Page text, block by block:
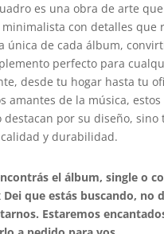
es una obra de arte
con detalles que
única de cada álbum,
perfecto para
desde tu hogar hasta tu
amantes de la música, estos
destacan por su diseño, sino
y durabilidad.
el álbum, single o
Dei que estás buscando, no
Estaremos